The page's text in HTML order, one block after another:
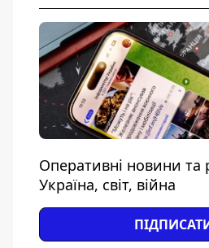
Оперативні новини та
Україна, світ, війна